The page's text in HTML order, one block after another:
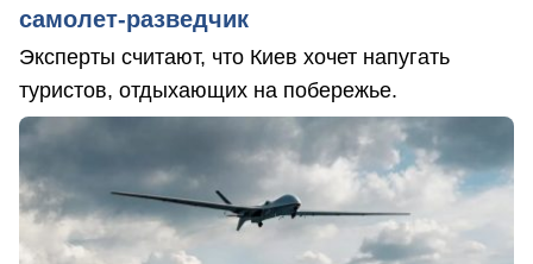
самолет-разведчик
Эксперты считают, что Киев хочет напугать
туристов, отдыхающих на побережье.